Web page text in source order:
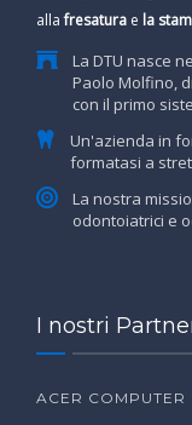
allafresatura e la
La DTU nasce
Paolo Molfino,
con il primo
Un'azienda in
formatasi a
La nostra
odontoiatrici e
I nostri
ACER COMPUTER